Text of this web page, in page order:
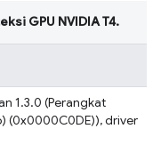
GPU NVIDIA T4.
1.3.0 (Perangkat
(0x0000C0DE)), driver